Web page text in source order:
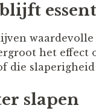
het effect
die
slapen